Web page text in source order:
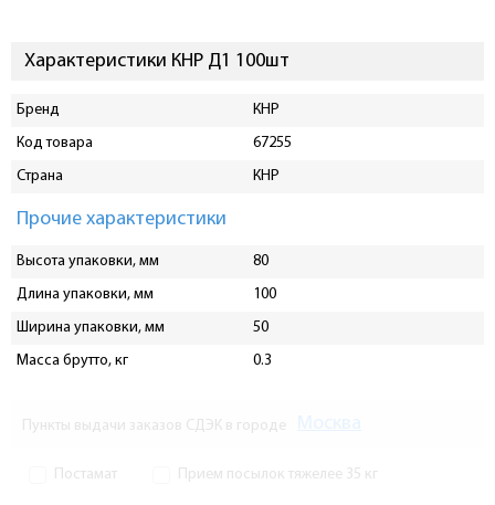
Характеристики КНР Д1 100шт
Бренд
КНР
Код товара
67255
Страна
КНР
Прочие характеристики
Высота упаковки, мм
80
Длина упаковки, мм
100
Ширина упаковки, мм
50
Масса брутто, кг
0.3
Пункты выдачи заказов СДЭК в городе
Постамат Прием посылок тяжелее 35 кг